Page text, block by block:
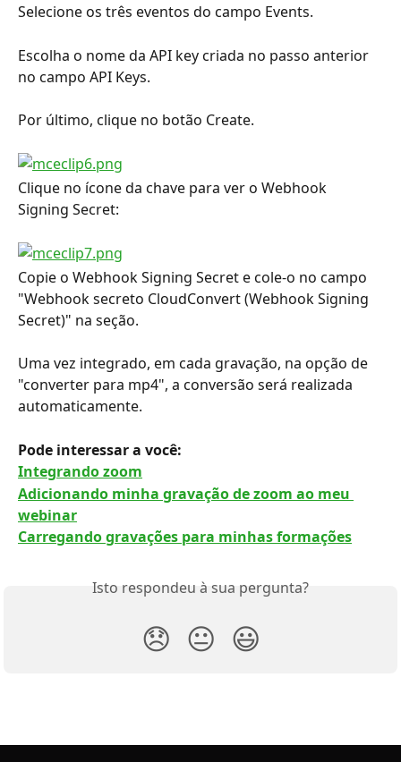
Selecione os três eventos do campo Events.
Escolha o nome da API key criada no passo anterior
no campo API Keys.
Por último, clique no botão Create.
Clique no ícone da chave para ver o Webhook
Signing Secret:
Copie o Webhook Signing Secret e cole-o no campo
"Webhook secreto CloudConvert (Webhook Signing
Secret)" na seção.
Uma vez integrado, em cada gravação, na opção de
"converter para mp4", a conversão será realizada
automaticamente.
Pode interessar a você:
Integrando zoom
Adicionando minha gravação de zoom ao meu
webinar
Carregando gravações para minhas formações
Isto respondeu à sua pergunta?
😞 😐 😃